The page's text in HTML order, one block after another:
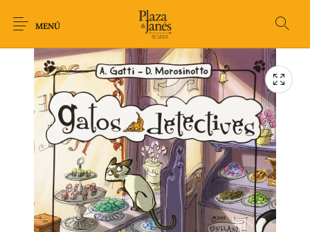
MENÚ
Novedades Arqueología Biografía
Ciencia Crimen Thriller Cuento Ecolibros
Fantasía Ficción Filosofía Gastronomía